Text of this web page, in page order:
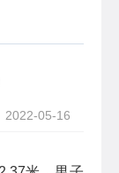
2022-05-16